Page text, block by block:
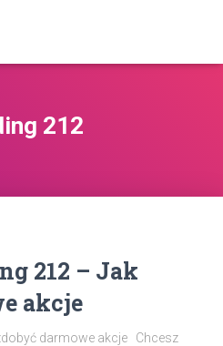
212
212 – Jak
akcje
darmowe akcje Chcesz